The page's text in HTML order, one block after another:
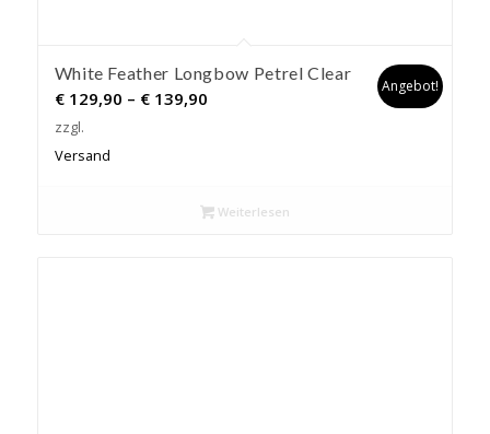
White Feather Longbow Petrel Clear
€129,90 – €139,90Preisspanne:
zzgl.
Versand
Angebot!
Weiterlesen